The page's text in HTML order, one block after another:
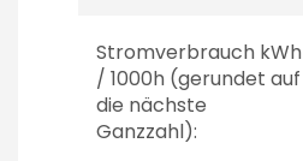
Stromverbrauch kWh
/ 1000h (gerundet auf
die nächste
Ganzzahl):